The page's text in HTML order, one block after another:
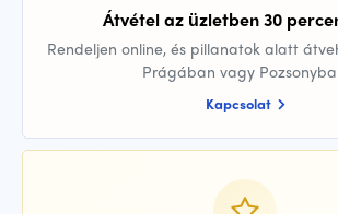
Átvétel az üzletben 30
Rendeljen online, és pillanatok alatt
Prágában vagy
Kapcsolat